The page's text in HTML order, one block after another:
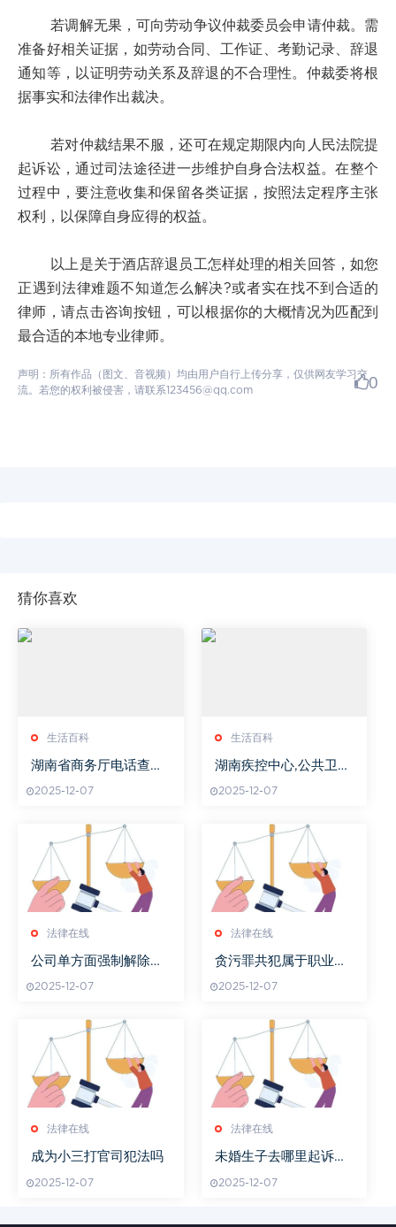
若调解无果，可向劳动争议仲裁委员会申请仲裁。需
准备好相关证据，如劳动合同、工作证、考勤记录、辞退
通知等，以证明劳动关系及辞退的不合理性。仲裁委将根
据事实和法律作出裁决。
若对仲裁结果不服，还可在规定期限内向人民法院提
起诉讼，通过司法途径进一步维护自身合法权益。在整个
过程中，要注意收集和保留各类证据，按照法定程序主张
权利，以保障自身应得的权益。
以上是关于酒店辞退员工怎样处理的相关回答，如您
正遇到法律难题不知道怎么解决?或者实在找不到合适的
律师，请点击咨询按钮，可以根据你的大概情况为匹配到
最合适的本地专业律师。
声明：所有作品（图文、音视频）均由用户自行上传分享，仅供网友学习交
流。若您的权利被侵害，请联系123456@qq.com
0
猜你喜欢
生活百科
湖南省商务厅电话查询
2025-12-07
生活百科
湖南疾控中心,公共卫生
作解析
2025-12-07
法律在线
公司单方面强制解除劳
2025-12-07
法律在线
贪污罪共犯属于职业犯
2025-12-07
法律在线
成为小三打官司犯法吗
2025-12-07
法律在线
未婚生子去哪里起诉男
2025-12-07